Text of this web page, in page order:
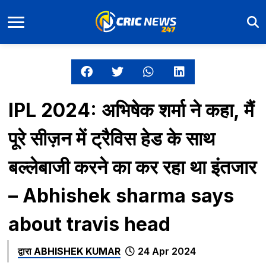
IPL 2024: अभिषेक शर्मा ने कहा, मैं
पूरे सीज़न में ट्रैविस हेड के साथ
बल्लेबाजी करने का कर रहा था इंतजार
– Abhishek sharma says
about travis head
द्वाराABHISHEK KUMAR 24 Apr 2024